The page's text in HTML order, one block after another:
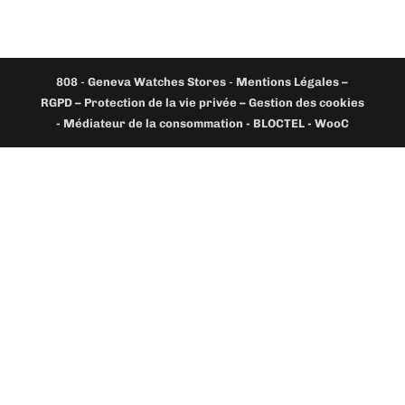
808 -Geneva Watches Stores - Mentions Légales –
RGPD – Protection de la vie privée – Gestion des cookies
- Médiateur de la consommation - BLOCTEL - WooC